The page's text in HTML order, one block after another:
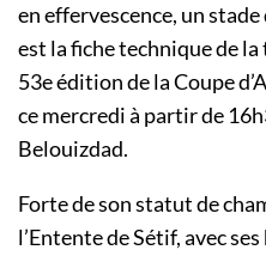
en effervescence, un
est la fiche technique de
53e édition de la Coupe
ce mercredi à partir de
Belouizdad.
Forte de son statut de
l’Entente de Sétif, avec